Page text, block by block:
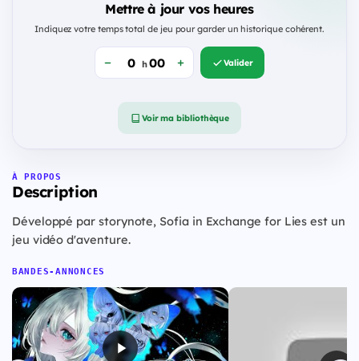
Mettre à jour vos heures
Indiquez votre temps total de jeu pour garder un historique cohérent.
h Valider
Voir ma bibliothèque
À PROPOS
Description
Développé par storynote, Sofia in Exchange for Lies est un
jeu vidéo d'aventure.
BANDES-ANNONCES